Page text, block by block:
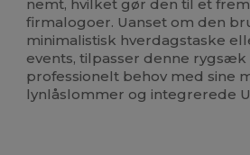
nemt, hvilket gør den til et
firmalogoer. Uanset om den
minimalistisk hverdagstaske
events, tilpasser denne
professionelt behov med sine
lynlåslommer og integrerede